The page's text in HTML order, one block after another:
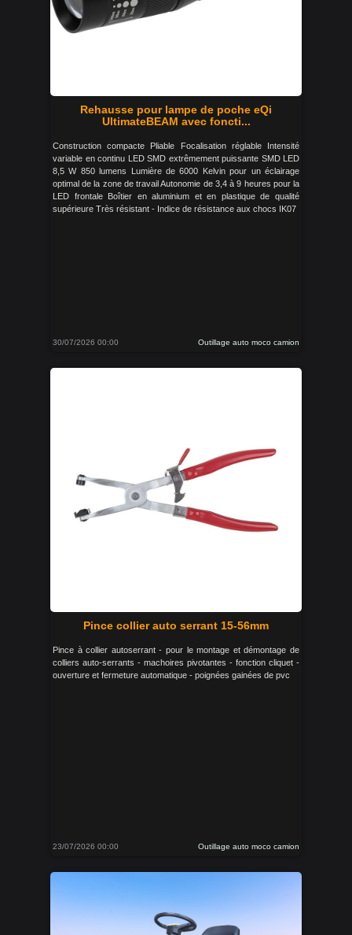
Rehausse pour lampe de poche eQi
UltimateBEAM avec foncti...
Construction compacte Pliable Focalisation réglable Intensité
variable en continu LED SMD extrêmement puissante SMD LED
8,5 W 850 lumens Lumière de 6000 Kelvin pour un éclairage
optimal de la zone de travail Autonomie de 3,4 à 9 heures pour la
LED frontale Boîtier en aluminium et en plastique de qualité
supérieure Très résistant - Indice de résistance aux chocs IK07
30/07/2026 00:00 Outillage auto moco camion
Pince collier auto serrant 15-56mm
Pince à collier autoserrant - pour le montage et démontage de
colliers auto-serrants - machoires pivotantes - fonction cliquet -
ouverture et fermeture automatique - poignées gainées de pvc
23/07/2026 00:00 Outillage auto moco camion